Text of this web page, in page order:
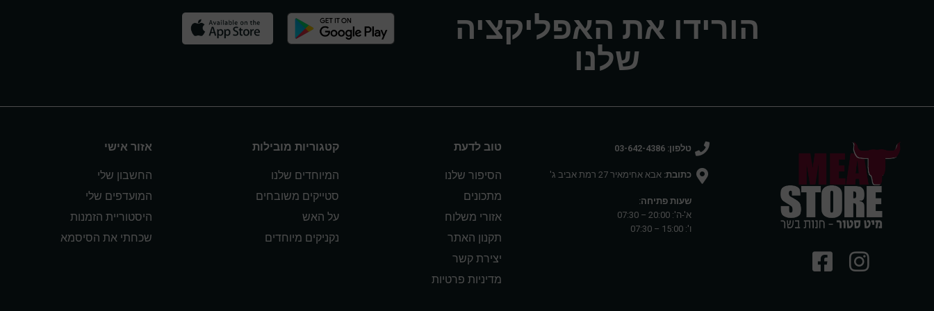
הורידו את האפליקציה
שלנו
טלפון: 03-642-4386
כתובת:אבא אחימאיר 27 רמת אביב ג'
שעות פתיחה:
א'-ה': 20:00 – 07:30
ו': 15:00 – 07:30
טוב לדעת
הסיפור שלנו
מתכונים
אזורי משלוח
תקנון האתר
יצירת קשר
מדיניות פרטיות
קטגוריות מובילות
המיוחדים שלנו
סטייקים משובחים
על האש
נקניקים מיוחדים
אזור אישי
החשבון שלי
המועדפים שלי
היסטוריית הזמנות
שכחתי את הסיסמא